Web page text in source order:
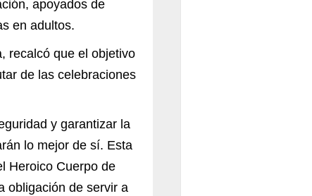
apoyados de
en adultos.
recalcó que el objetivo
de las celebraciones
y garantizar la
lo mejor de sí. Esta
Heroico Cuerpo de
obligación de servir a